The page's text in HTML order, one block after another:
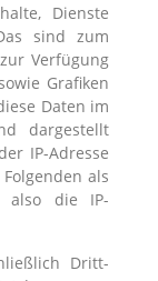
Dienste
sind zum
Verfügung
Grafiken
Daten im
dargestellt
IP-Adresse
als
also die IP-
Dritt-